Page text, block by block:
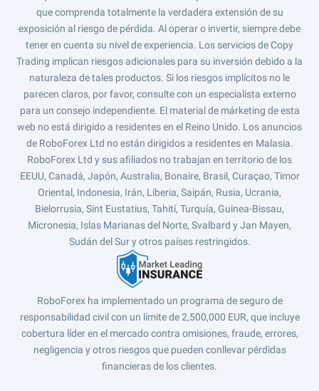
que comprenda totalmente la verdadera extensión de su
exposición al riesgo de pérdida. Al operar o invertir, siempre debe
tener en cuenta su nivel de experiencia. Los servicios de Copy
Trading implican riesgos adicionales para su inversión debido a la
naturaleza de tales productos. Si los riesgos implícitos no le
parecen claros, por favor, consulte con un especialista externo
para un consejo independiente. El material de márketing de esta
web no está dirigido a residentes en el Reino Unido. Los anuncios
de RoboForex Ltd no están dirigidos a residentes en Malasia.
RoboForex Ltd y sus afiliados no trabajan en territorio de los
EEUU, Canadá, Japón, Australia, Bonaire, Brasil, Curaçao, Timor
Oriental, Indonesia, Irán, Liberia, Saipán, Rusia, Ucrania,
Bielorrusia, Sint Eustatius, Tahití, Turquía, Guinea-Bissau,
Micronesia, Islas Marianas del Norte, Svalbard y Jan Mayen,
Sudán del Sur y otros países restringidos.
RoboForex ha implementado un programa de seguro de
responsabilidad civil con un límite de 2,500,000 EUR, que incluye
cobertura líder en el mercado contra omisiones, fraude, errores,
negligencia y otros riesgos que pueden conllevar pérdidas
financieras de los clientes.